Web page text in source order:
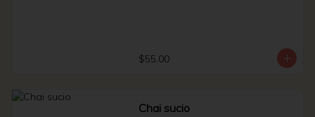
$55.00
Chai sucio